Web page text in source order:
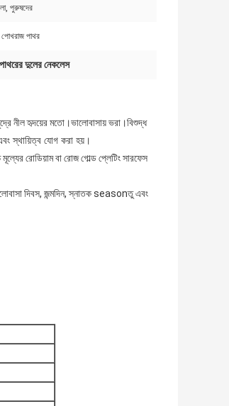
পুরুষদের
পোখরাজ পাথর
দুলের নেকলেস
নীল হৃদয়ের মতো।ভালোবাসায় ভরা।বিশুদ্ধ
স্থায়িত্ব যোগ করা হয়।
রোডিয়াম বা রোজ গোল্ড প্লেটিং সারফেস
দিবস, জন্মদিন, স্নাতক seasonতু এবং